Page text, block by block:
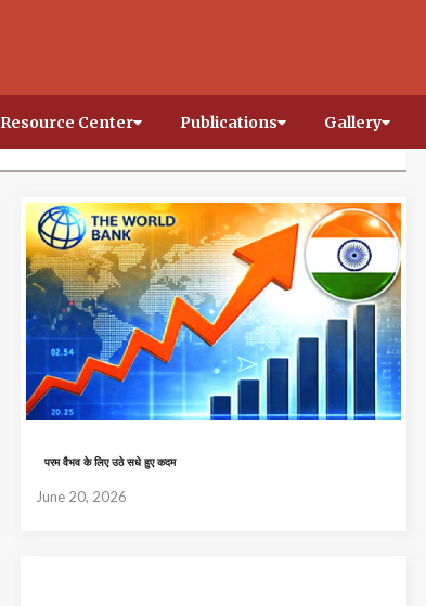
Resource Center Publications Gallery
परम वैभव के लिए उठे सधे हुए कदम
June 20, 2026